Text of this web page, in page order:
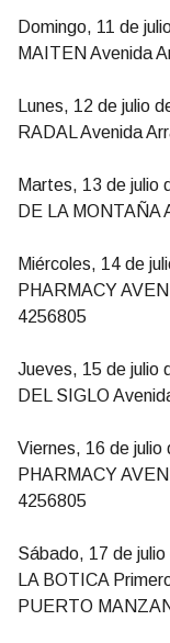
Domingo, 11 de
MAITEN Avenida
Lunes, 12 de julio
RADAL Avenida
Martes, 13 de julio
DE LA MONTAÑA
Miércoles, 14 de
PHARMACY
4256805
Jueves, 15 de julio
DEL SIGLO
Viernes, 16 de julio
PHARMACY
4256805
Sábado, 17 de julio
LA BOTICA
PUERTO